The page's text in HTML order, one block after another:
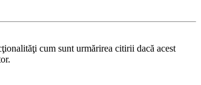
cum sunt urmărirea citirii dacă acest